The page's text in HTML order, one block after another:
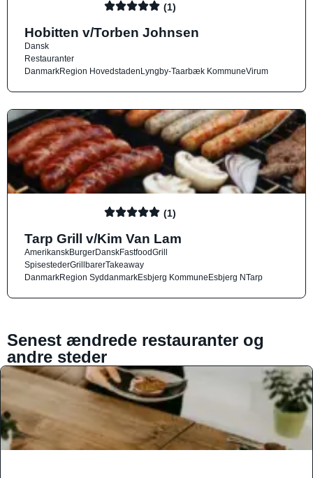
(1)
Hobitten v/Torben Johnsen
Dansk
Restauranter
DanmarkRegion HovedstadenLyngby-Taarbæk KommuneVirum
(1)
Tarp Grill v/Kim Van Lam
AmerikanskBurgerDanskFastfoodGrill
SpisestederGrillbarerTakeaway
DanmarkRegion SyddanmarkEsbjerg KommuneEsbjerg NTarp
Senest ændrede restauranter og
andre steder